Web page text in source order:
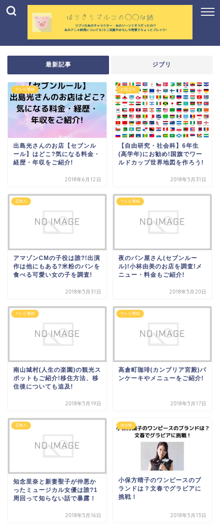
最新記事 ジブリ
テレビ番組
出島光さんのお店【セブンル
ール】はどこ?気になる料金・
経歴・年収をご紹介!
2018年6月12日
お役立ち
【自由研究・社会科】6年生
(高学年)にお勧め!国旗でワー
ルドカップ世界地図を作ろう!
2018年5月31日
芸能人
アマゾンCMの子役は誰?!出演
作は他にもある?米粉のパンを
食べる可愛い女の子を調査!
2018年5月31日
テレビ番組
夜のパン屋さん(セブンルー
ル)!小林由美のお店を調査!メ
ニュー・料金もご紹介!
2018年5月20日
テレビ番組
南山城村(人生の楽園)の観光ス
ポットもご紹介!移住方法、移
住後についても追及!
2018年5月19日
テレビ番組
高倉町珈琲(カンブリア宮殿)パ
ンケーキやメニューをご紹介!
2018年5月17日
芸能人
知念里奈と新妻聖子が仲悪か
ったミュージカル女優は誰?1
周回って知らない話で暴露！
2018年5月16日
未分類
小保方晴子のワンピースのブ
ランドは？文春でグラビアに
挑戦！
2018年5月13日